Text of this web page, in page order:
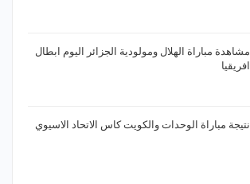
مشاهدة مباراة الهلال ومولودية الجزائر اليوم ابطال
افريقيا
نتيجة مباراة الوحدات والكويت كاس الاتحاد الاسيوي